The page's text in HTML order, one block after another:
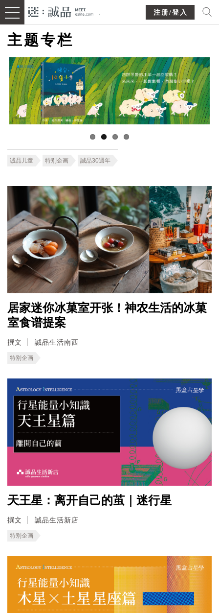
注册/登入
主题专栏
诚品儿童 特别企画 誠品30週年
居家迷你冰菓室开张！神农生活的冰菓
室食谱提案
撰文 誠品生活南西
特别企画
天王星：离开自己的茧｜迷行星
撰文 誠品生活新店
特别企画